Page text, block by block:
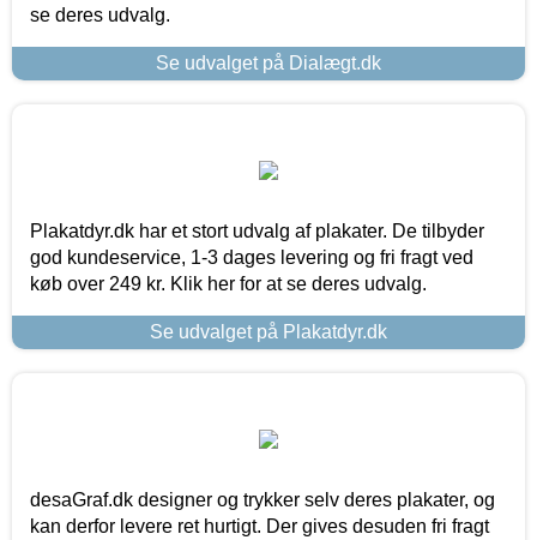
se deres udvalg.
Se udvalget på Dialægt.dk
Plakatdyr.dk har et stort udvalg af plakater. De tilbyder
god kundeservice, 1-3 dages levering og fri fragt ved
køb over 249 kr. Klik her for at se deres udvalg.
Se udvalget på Plakatdyr.dk
desaGraf.dk designer og trykker selv deres plakater, og
kan derfor levere ret hurtigt. Der gives desuden fri fragt